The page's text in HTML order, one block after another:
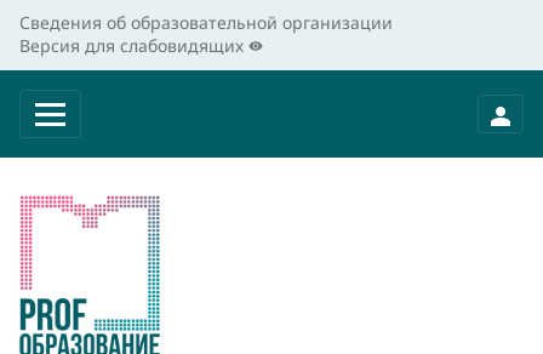
Сведения об образовательной организации
Версия для слабовидящих